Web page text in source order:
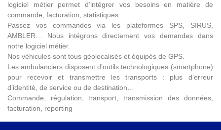
logiciel métier permet d’intégrer vos besoins en matière de
commande, facturation, statistiques…
Passez vos commandes via les plateformes SPS, SIRUS,
AMBLER… Nous intégrons directement vos demandes dans
notre logiciel métier.
Nos véhicules sont tous géolocalisés et équipés de GPS.
Les ambulanciers disposent d’outils technologiques (smartphone)
pour recevoir et transmettre les transports : plus d’erreur
d’identité, de service ou de destination…
Commande, régulation, transport, transmission des données,
facturation, reporting